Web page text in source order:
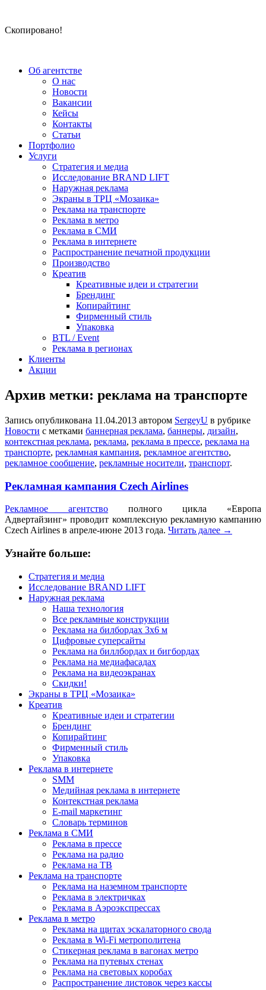
Скопировано!
Об агентстве
О нас
Новости
Вакансии
Кейсы
Контакты
Статьи
Портфолио
Услуги
Стратегия и медиа
Исследование BRAND LIFT
Наружная реклама
Экраны в ТРЦ «Мозаика»
Реклама на транспорте
Реклама в метро
Реклама в СМИ
Реклама в интернете
Распространение печатной продукции
Производство
Креатив
Креативные идеи и стратегии
Брендинг
Копирайтинг
Фирменный стиль
Упаковка
BTL / Event
Реклама в регионах
Клиенты
Акции
Архив метки: реклама на транспорте
Запись опубликована 11.04.2013 автором SergeyU в рубрике
Новости с метками баннерная реклама, баннеры, дизайн,
контекстная реклама, реклама, реклама в прессе, реклама на
транспорте, рекламная кампания, рекламное агентство,
рекламное сообщение, рекламные носители, транспорт.
Рекламная кампания Czech Airlines
Рекламное агентство полного цикла «Европа
Адвертайзинг» проводит комплексную рекламную кампанию
Czech Airlines в апреле-июне 2013 года. Читать далее →
Узнайте больше:
Стратегия и медиа
Исследование BRAND LIFT
Наружная реклама
Наша технология
Все рекламные конструкции
Реклама на билбордах 3х6 м
Цифровые суперсайты
Реклама на биллбордах и бигбордах
Реклама на медиафасадах
Реклама на видеоэкранах
Скидки!
Экраны в ТРЦ «Мозаика»
Креатив
Креативные идеи и стратегии
Брендинг
Копирайтинг
Фирменный стиль
Упаковка
Реклама в интернете
SMM
Медийная реклама в интернете
Контекстная реклама
E-mail маркетинг
Словарь терминов
Реклама в СМИ
Реклама в прессе
Реклама на радио
Реклама на ТВ
Реклама на транспорте
Реклама на наземном транспорте
Реклама в электричках
Реклама в Аэроэкспрессах
Реклама в метро
Реклама на щитах эскалаторного свода
Реклама в Wi-Fi метрополитена
Стикерная реклама в вагонах метро
Реклама на путевых стенах
Реклама на световых коробах
Распространение листовок через кассы